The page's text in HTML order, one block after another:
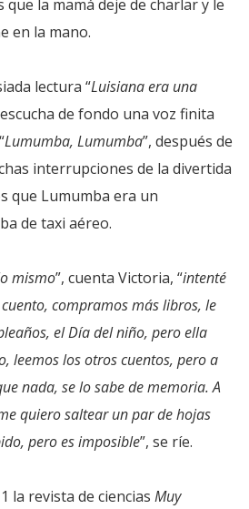
que la mamá deje de charlar y le
en la mano.
lectura “Luisiana era una
escucha de fondo una voz finita
Lumumba, Lumumba”, después de
interrupciones de la divertida
que Lumumba era un
de taxi aéreo.
mismo”, cuenta Victoria, “intenté
compramos más libros, le
el Día del niño, pero ella
leemos los otros cuentos, pero a
nada, se lo sabe de memoria. A
quiero saltear un par de hojas
pero es imposible”, se ríe.
la revista de ciencias Muy